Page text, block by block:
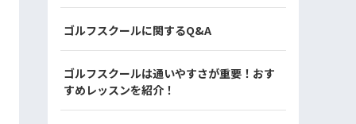
ゴルフスクールに関するQ&A
ゴルフスクールは通いやすさが重要！おす
すめレッスンを紹介！